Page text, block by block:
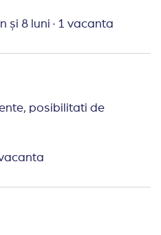
și 8 luni · 1 vacanta
posibilitati de